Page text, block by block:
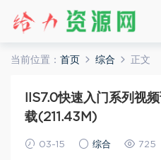
当前位置： 首页 综合 正文
IIS7.0快速入门系列视
载(211.43M)
03-15 综合 725